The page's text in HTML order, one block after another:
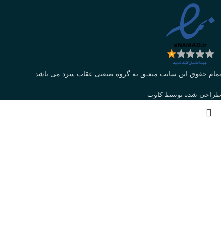
تمام حقوق این سایت متعلق به گروه صنعتی عقاب سرد می باشد.
طراحی شده توسط کاوت